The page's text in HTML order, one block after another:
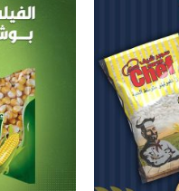
الى
المفضلة